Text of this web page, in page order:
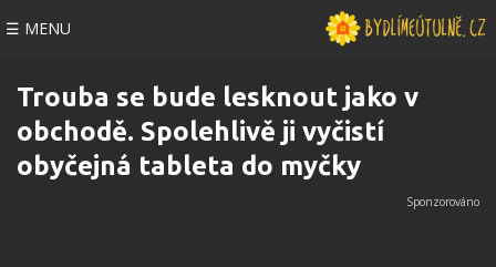
☰ MENU
Trouba se bude lesknout jako v
obchodě. Spolehlivě ji vyčistí
obyčejná tableta do myčky